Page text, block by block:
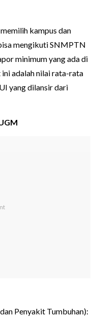
kampus dan
mengikuti SNMPTN
minimum yang ada di
adalah nilai rata-rata
yang dilansir dari
Penyakit Tumbuhan):